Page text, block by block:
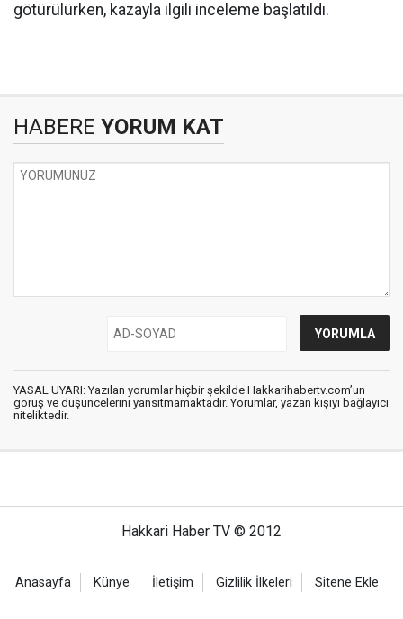
götürülürken, kazayla ilgili inceleme başlatıldı.
HABERE YORUM KAT
YASAL UYARI: Yazılan yorumlar hiçbir şekilde Hakkarihabertv.com’un
görüş ve düşüncelerini yansıtmamaktadır. Yorumlar, yazan kişiyi bağlayıcı
niteliktedir.
Hakkari Haber TV © 2012
Anasayfa Künye İletişim Gizlilik İlkeleri Sitene Ekle